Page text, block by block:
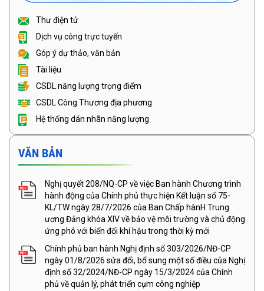
Thư điện tử
Dịch vụ công trực tuyến
Góp ý dự thảo, văn bản
Tài liệu
CSDL năng lượng trọng điểm
CSDL Công Thương địa phương
Hệ thống dán nhãn năng lượng
VĂN BẢN
Nghị quyết 208/NQ-CP về việc Ban hành Chương trình
hành động của Chính phủ thực hiện Kết luận số 75-
KL/TW ngày 28/7/2026 của Ban Chấp hànH Trung
ương Đảng khóa XIV về bảo vệ môi trường và chủ động
ứng phó với biến đổi khí hậu trong thời kỳ mới
Chính phủ ban hành Nghị định số 303/2026/NĐ-CP
ngày 01/8/2026 sửa đổi, bổ sung một số điều của Nghị
định số 32/2024/NĐ-CP ngày 15/3/2024 của Chính
phủ về quản lý, phát triển cụm công nghiệp